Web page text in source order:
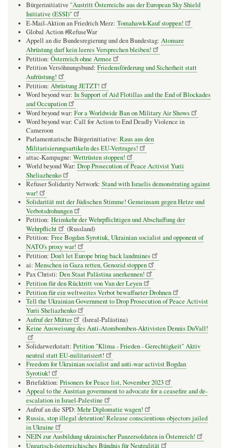
Bürgerinitiative "Austritt Österreichs aus der European Sky Shield
Initiative (ESSI)"
E-Mail-Aktion an Friedrich Merz: Tomahawk-Kauf stoppen!
Global Action #RefuseWar
Appell an die Bundesregierung und den Bundestag: Atomare
Abrüstung darf kein leeres Versprechen bleiben!
Petition: Österreich ohne Armee
Petition Versöhnungsbund: Friedensförderung und Sicherheit statt
Aufrüstung!
Petition: Abrüstung JETZT!
Word beyond war: In Support of Aid Flotillas and the End of Blockades
and Occupation
Word beyond war: For a Worldwide Ban on Military Air Shows
Word beyond war: Call for Action to End Deadly Violence in
Cameroon
Parlamentarische Bürgerinitiative: Raus aus den
Militarisierungsartikeln des EU-Vertrages!
attac-Kampagne: Wettrüsten stoppen!
World beyond War: Drop Prosecution of Peace Activist Yurii
Sheliazhenko
Refuser Solidarity Network: Stand with Israelis demonstrating against
war!
Solidarität mit der Jüdischen Stimme! Gemeinsam gegen Hetze und
Verbotsdrohungen
Petition: Heimkehr der Wehrpflichtigen und Abschaffung der
Wehrpflicht
(Russland)
Petition: Free Bogdan Syrotiuk, Ukrainian socialist and opponent of
NATO's proxy war!
Petition: Don’t let Europe bring back landmines
ai: Menschen in Gaza retten, Genozid stoppen
Pax Christi: Den Staat Palästina anerkennen!
Petition für den Rücktritt von Van der Leyen
Petition für ein weltweites Verbot bewaffneter Drohnen
Tell the Ukrainian Government to Drop Prosecution of Peace Activist
Yurii Sheliazhenko
Aufruf der Mütter
(Isreal-Palästina)
Keine Ausweisung des Anti-Atombomben-Aktivisten Dennis DuVall!
Solidarwerkstatt: Petition "Klima - Frieden - Gerechtigkeit" Aktiv
neutral statt EU-militarisiert!
Freedom for Ukrainian socialist and anti-war activist Bogdan
Syrotiuk!
Briefaktion: Prisoners for Peace list, November 2023
Appeal to the Austrian government to advocate for a ceasefire and de-
escalation in Israel-Palestine
Aufruf an die SPD: Mehr Diplomatie wagen!
Russia, stop illegal detention! Release conscientious objectors jailed
in Ukraine
NEIN zur Ausbildung ukrainischer Panzersoldaten in Österreich!
Ungarisch-österreichisches Bündnis für Neutralität